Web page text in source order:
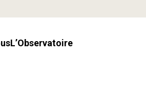
l’Observatoire